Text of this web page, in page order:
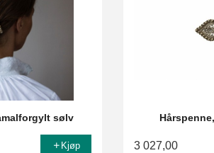
sølv
Kjøp 3 027,00